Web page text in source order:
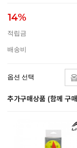
14%
적립금
배송비
옵션 선택
추가구매상품 (함께 구